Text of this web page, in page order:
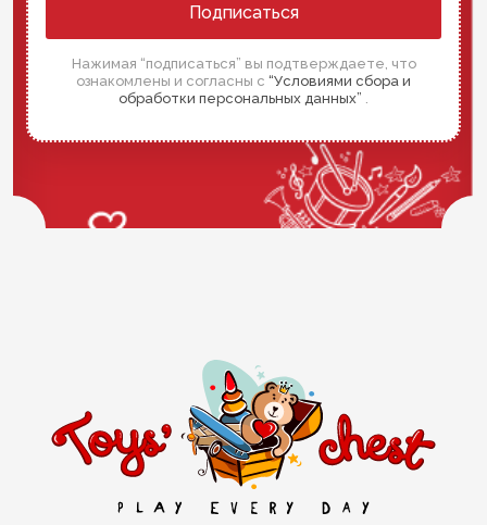
Подписаться
Нажимая “подписаться” вы подтверждаете, что
ознакомлены и согласны с “Условиями сбора и
обработки персональных данных”